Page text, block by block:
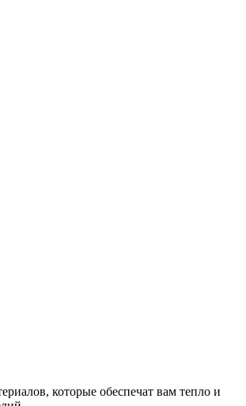
которые обеспечат вам тепло и